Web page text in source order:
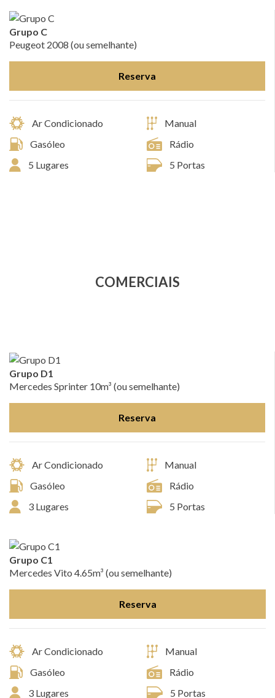
Grupo C
Peugeot 2008 (ou semelhante)
Reserva
Ar Condicionado
Manual
Gasóleo
Rádio
5 Lugares
5 Portas
COMERCIAIS
Grupo D1
Mercedes Sprinter 10m³ (ou semelhante)
Reserva
Ar Condicionado
Manual
Gasóleo
Rádio
3 Lugares
5 Portas
Grupo C1
Mercedes Vito 4.65m³ (ou semelhante)
Reserva
Ar Condicionado
Manual
Gasóleo
Rádio
3 Lugares
5 Portas